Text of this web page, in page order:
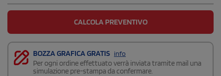
CALCOLA PREVENTIVO
BOZZA GRAFICA GRATIS info
Per ogni ordine effettuato verrà inviata tramite mail una
simulazione pre-stampa da confermare.